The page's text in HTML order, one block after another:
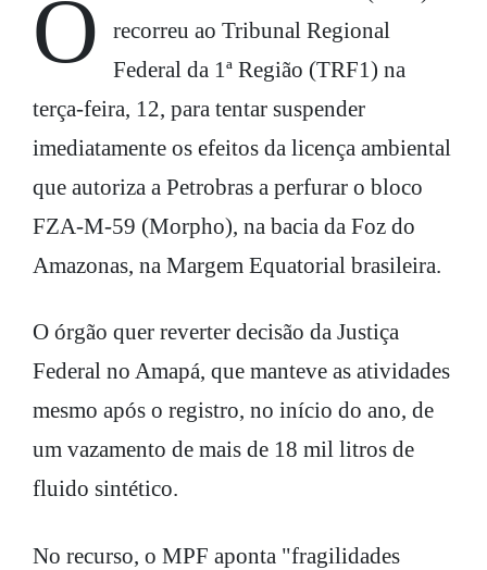
O Ministério Público Federal (MPF)
recorreu ao Tribunal Regional
Federal da 1ª Região (TRF1) na
terça-feira, 12, para tentar suspender
imediatamente os efeitos da licença ambiental
que autoriza a Petrobras a perfurar o bloco
FZA-M-59 (Morpho), na bacia da Foz do
Amazonas, na Margem Equatorial brasileira.
O órgão quer reverter decisão da Justiça
Federal no Amapá, que manteve as atividades
mesmo após o registro, no início do ano, de
um vazamento de mais de 18 mil litros de
fluido sintético.
No recurso, o MPF aponta "fragilidades